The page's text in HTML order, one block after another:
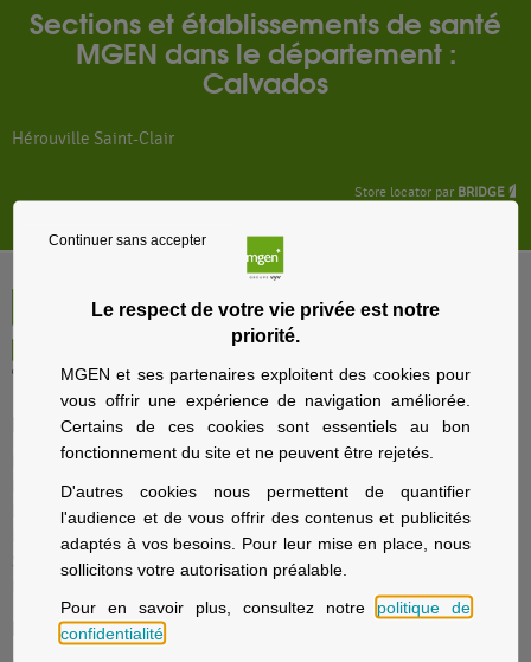
Le respect de votre vie privée est notre
priorité.
MGEN et ses partenaires exploitent des cookies pour
vous offrir une expérience de navigation améliorée.
Certains de ces cookies sont essentiels au bon
fonctionnement du site et ne peuvent être rejetés.
D'autres cookies nous permettent de quantifier
l'audience et de vous offrir des contenus et publicités
adaptés à vos besoins. Pour leur mise en place, nous
sollicitons votre autorisation préalable.
Pour en savoir plus, consultez notre politique de
confidentialité
Continuer sans accepter
Sections et établissements de santé
MGEN dans le département :
Calvados
Hérouville Saint-Clair
Store locator par BRIDGE
Particuliers
Nos offres santé et prévoyance
Nos offres assurance voyage
Nos offres assurance immobilier
Nos offres assurance prévoyance
Solutions d’épargne et retraite
Employeurs